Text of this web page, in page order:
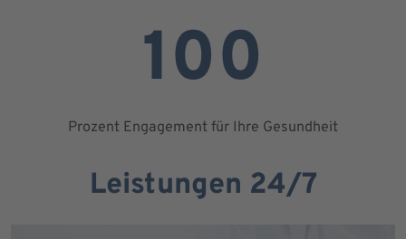
100
Prozent Engagement für Ihre Gesundheit
Leistungen 24/7